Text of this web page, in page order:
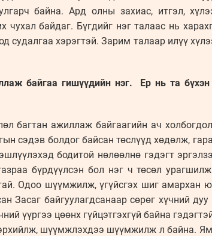
байна. Ард олны захиас, итгэл,
байдаг. Бүгдийг нэг талаас нь
судалгаа хэрэгтэй. Зарим талаар илүү
байгаа гишүүдийн нэг. Ер нь та бүхэн
багтан ажиллаж байгаагийн ач
сэдэв болдог байсан төслүүд хөдөлж,
бодитой нөлөөлнө гэдэгт
бүрдүүлсэн бол нэг ч төсөл
Одоо шүүмжилж, үгүйсгэх шиг амархан
байгуулагдсанаар сөрөг хүчний дуу
үүргээ цөөнх гүйцэтгэхгүй байна
шүүмжлэхдээ шүүмжилж л байна.